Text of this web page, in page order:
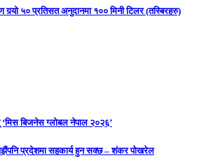
५० प्रतिसत अनुदानमा १०० मिनी टिलर (तस्बिरहरु)
‘मिस बिजनेस ग्लोबल नेपाल २०२६’
प्रदेशमा सहकार्य हुन सक्छ – शंकर पोखरेल